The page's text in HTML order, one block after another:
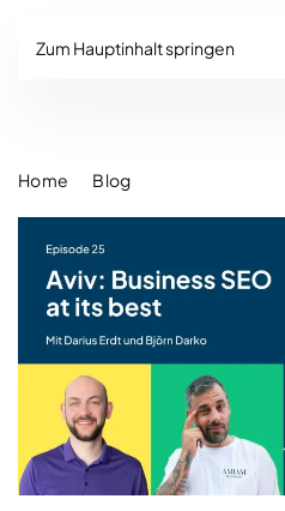
Zum Hauptinhalt springen
Home Blog